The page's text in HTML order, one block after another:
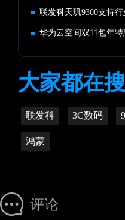
联发科天玑9300支持
华为云空间双11包年
大家都在搜
联发科 3C数码
鸿蒙
评论